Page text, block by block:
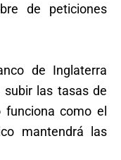
de peticiones
de Inglaterra
las tasas de
funciona como el
mantendrá las